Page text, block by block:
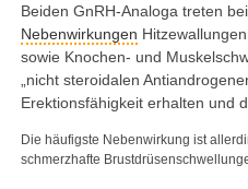
Beiden GnRH-Analoga treten
Nebenwirkungen
sowie Knochen- und
„nicht steroidalen
Erektionsfähigkeit erhalten und
Die häufigste Nebenwirkung ist
schmerzhafte